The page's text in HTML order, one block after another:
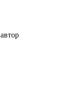
автор